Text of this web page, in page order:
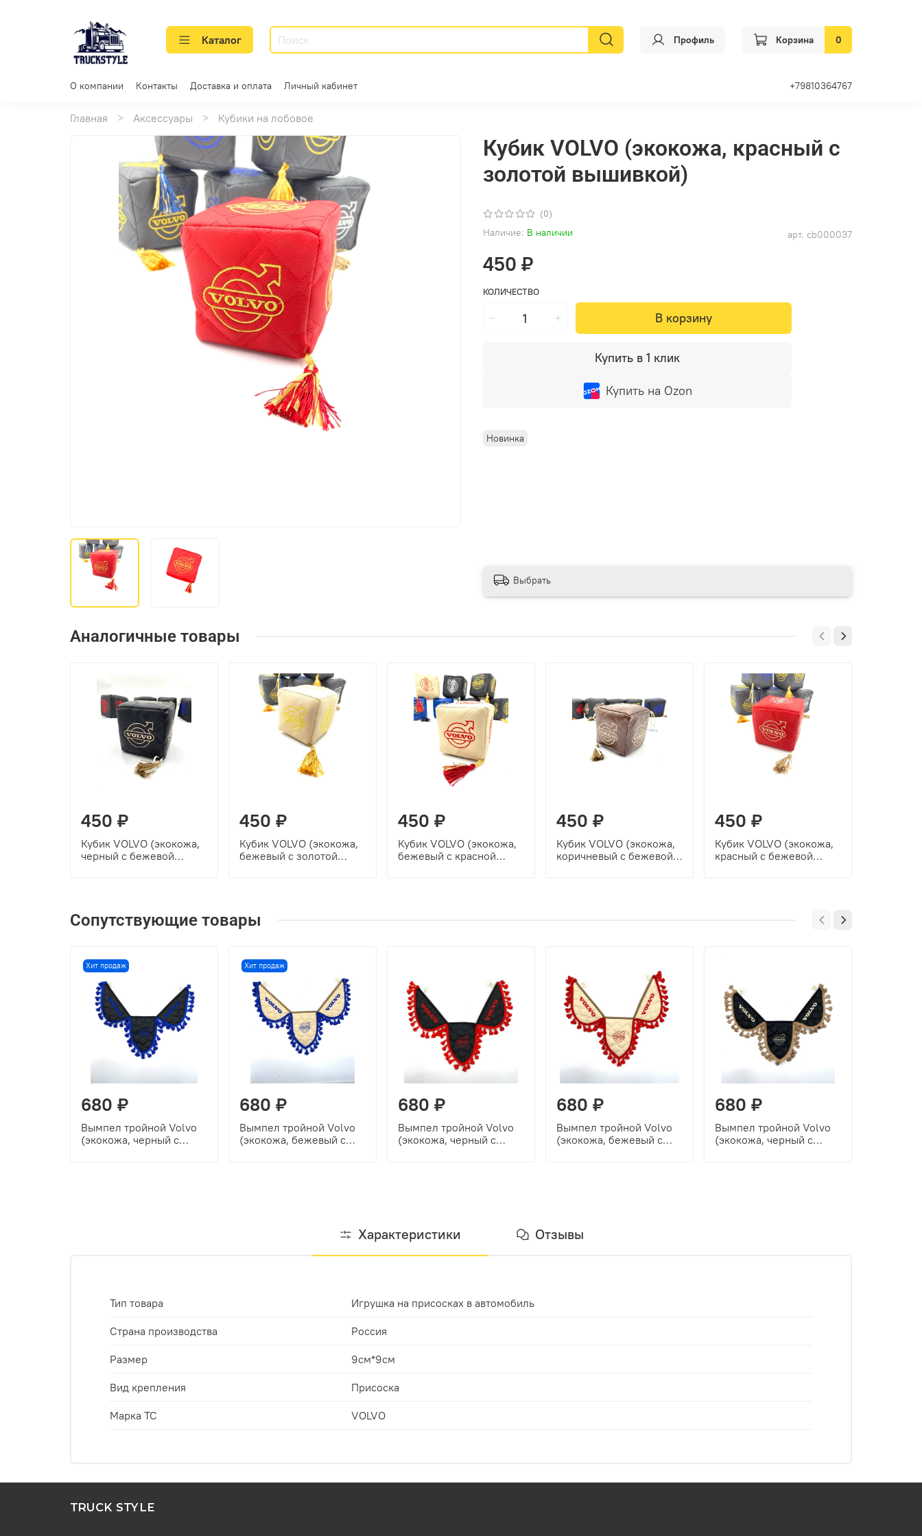
Каталог Профиль Корзина 0
О компании Контакты Доставка и оплата Личный кабинет +79810364767
Главная Аксессуары Кубики на лобовое
(0)
арт. cb000037
Наличие: В наличии
Новинка
Кубик VOLVO (экокожа, красный с
золотой вышивкой)
450 ₽
КОЛИЧЕСТВО
В корзину
Купить в 1 клик
Купить на Ozon
Выбрать
Аналогичные товары
450 ₽
Кубик VOLVO (экокожа,
черный с бежевой
450 ₽
Кубик VOLVO (экокожа,
бежевый с золотой
450 ₽
Кубик VOLVO (экокожа,
бежевый с красной
450 ₽
Кубик VOLVO (экокожа,
коричневый с бежевой
450 ₽
Кубик VOLVO (экокожа,
красный с бежевой
Сопутствующие товары
Хит продаж
680 ₽
Вымпел тройной Volvo
(экокожа, черный с
Хит продаж
680 ₽
Вымпел тройной Volvo
(экокожа, бежевый с
680 ₽
Вымпел тройной Volvo
(экокожа, черный с
680 ₽
Вымпел тройной Volvo
(экокожа, бежевый с
680 ₽
Вымпел тройной Volvo
(экокожа, черный с
Характеристики Отзывы
Тип товара Игрушка на присосках в автомобиль
Страна производства Россия
Размер 9см*9см
Вид крепления Присоска
Марка ТС VOLVO
TRUCK STYLE